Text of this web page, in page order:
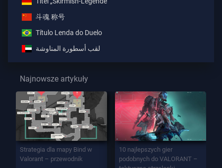
斗魂 称号
Título Lenda do Duelo
لقب أسطورة المناوشة
Najnowsze artykuły
Strategia dla mapy Bind w
Valorant – przewodnik
10 najlepszych gier
podobnych do VALORANT –